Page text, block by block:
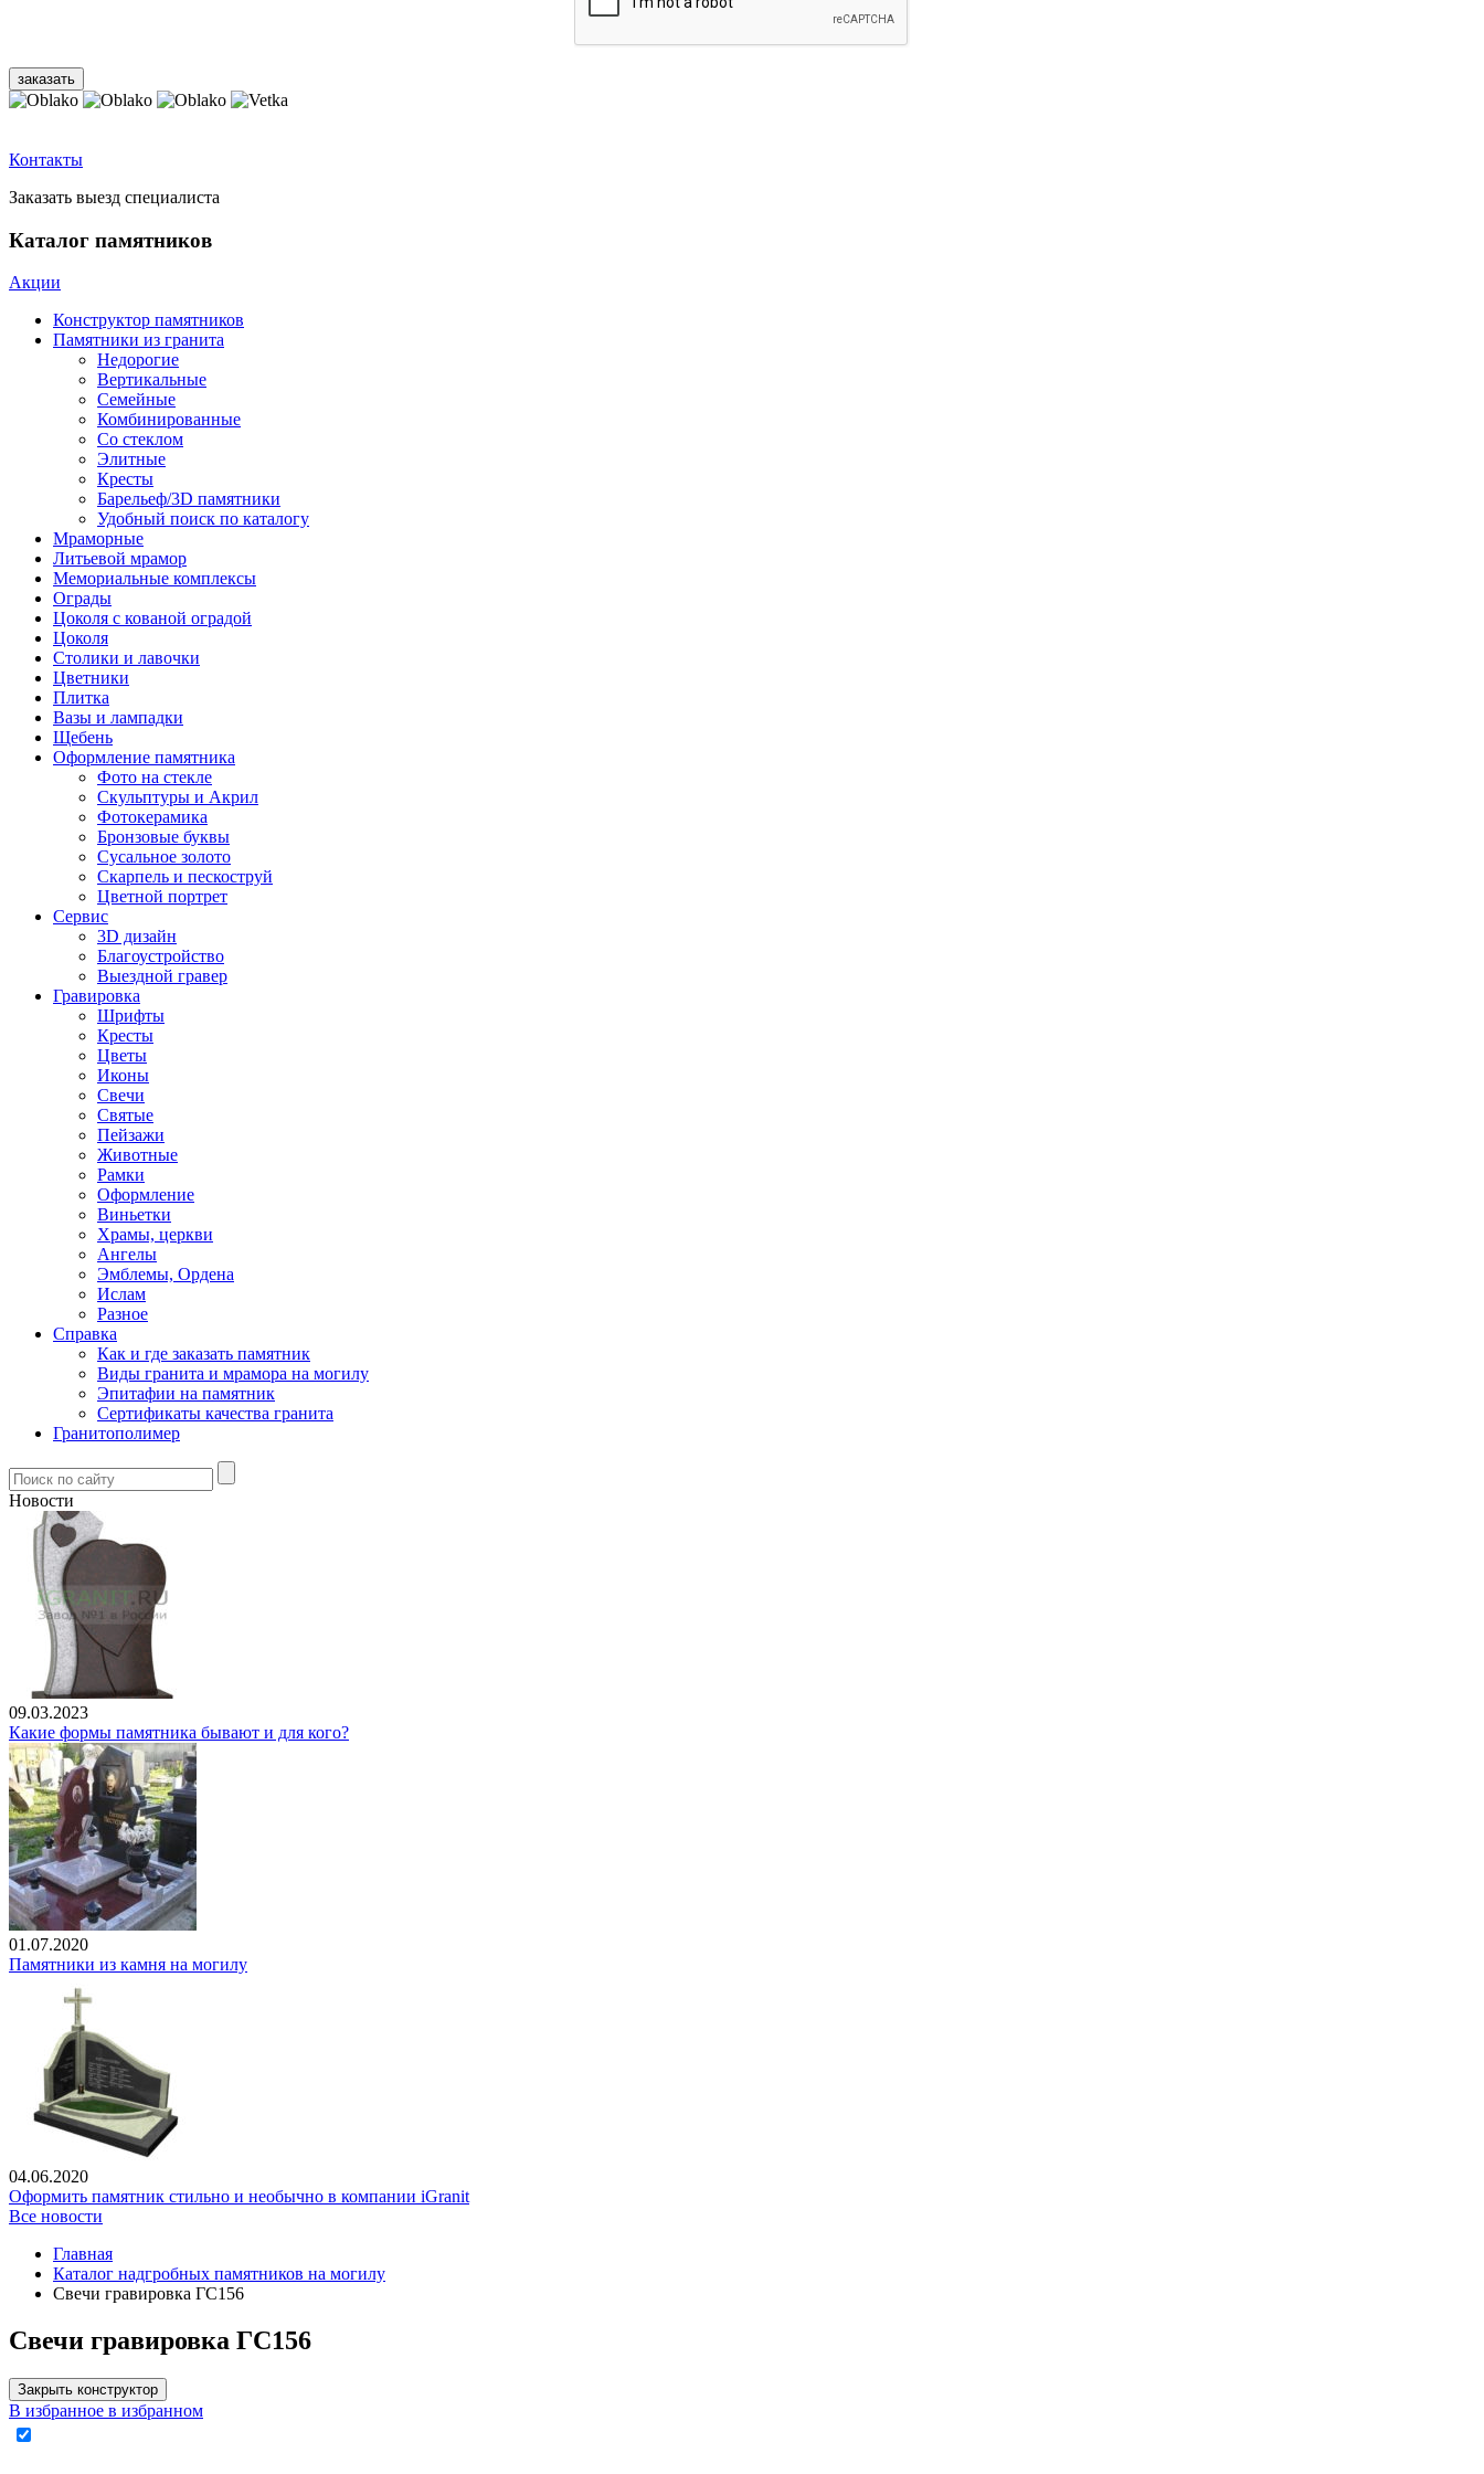
Контакты
Заказать выезд специалиста
Каталог памятников
Акции
Конструктор памятников
Памятники из гранита
Недорогие
Вертикальные
Семейные
Комбинированные
Со стеклом
Элитные
Кресты
Барельеф/3D памятники
Удобный поиск по каталогу
Мраморные
Литьевой мрамор
Мемориальные комплексы
Ограды
Цоколя с кованой оградой
Цоколя
Столики и лавочки
Цветники
Плитка
Вазы и лампадки
Щебень
Оформление памятника
Фото на стекле
Скульптуры и Акрил
Фотокерамика
Бронзовые буквы
Сусальное золото
Скарпель и пескоструй
Цветной портрет
Сервис
3D дизайн
Благоустройство
Выездной гравер
Гравировка
Шрифты
Кресты
Цветы
Иконы
Свечи
Святые
Пейзажи
Животные
Рамки
Оформление
Виньетки
Храмы, церкви
Ангелы
Эмблемы, Ордена
Ислам
Разное
Справка
Как и где заказать памятник
Виды гранита и мрамора на могилу
Эпитафии на памятник
Сертификаты качества гранита
Гранитополимер
Новости
09.03.2023
Какие формы памятника бывают и для кого?
01.07.2020
Памятники из камня на могилу
04.06.2020
Оформить памятник стильно и необычно в компании iGranit
Все новости
Главная
Каталог надгробных памятников на могилу
Свечи гравировка ГС156
Свечи гравировка ГС156
Закрыть конструктор
В избранное в избранном